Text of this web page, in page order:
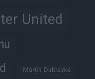
United
Martin Dubravka